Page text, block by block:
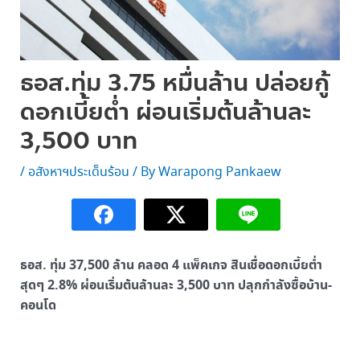
ธอส.ทุ่ม 3.75 หมื่นล้าน ปล่อยกู้
ดอกเบี้ยต่ำ ผ่อนเริ่มต้นล้านละ
3,500 บาท
/ อสังหาฯประเด็นร้อน / ByWarapong Pankaew
ธอส. ทุ่ม 37,500 ล้าน คลอด 4 แพ็คเกจ สินเชื่อดอกเบี้ยต่ำ
สุดๆ 2.8% ผ่อนเริ่มต้นล้านละ 3,500 บาท ปลุกกำลังซื้อบ้าน-
คอนโด